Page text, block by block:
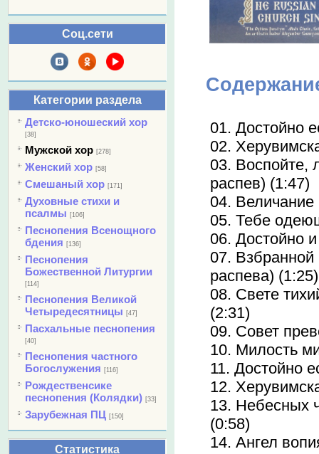
Соц.сети
Категории раздела
Детско-юношеский хор
[38]
Мужской хор [278]
Женский хор [58]
Смешаный хор [171]
Духовные стихи и
псалмы [106]
Песнопения Всенощного
бдения [136]
Песнопения
Божественной Литургии
[114]
Песнопения Великой
Четыредесятницы [47]
Пасхальные песнопения
[40]
Песнопения частного
Богослужения [116]
Рождественсике
песнопения (Колядки) [33]
Зарубежная ПЦ [150]
Статистика
01. Достойно
02.
03. Воспойте,
распев) (1:47)
04. Величание
05. Тебе
06. Достойно
07. Взбранной
распева) (1:25)
08. Свете
(2:31)
09. Совет
10. Милость
11. Достойно
12.
13. Небесных
(0:58)
14. Ангел